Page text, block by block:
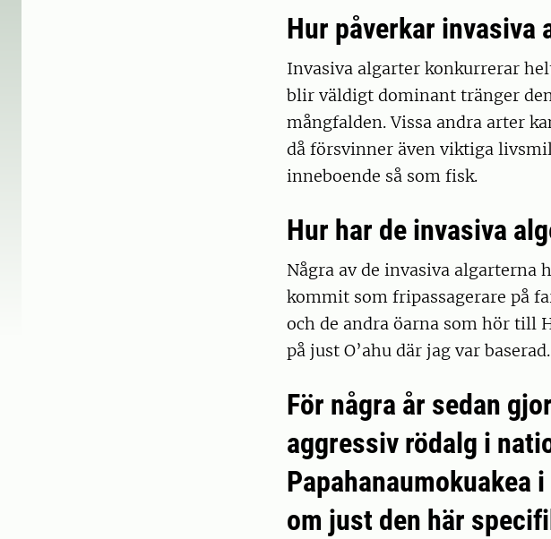
Hur påverkar invasiva
Invasiva algarter konkurrerar
blir väldigt dominant tränger
mångfalden. Vissa andra arter
då försvinner även viktiga
inneboende så som fisk.
Hur har de invasiva
Några av de invasiva algarterna
kommit som fripassagerare på
och de andra öarna som hör till
på just O’ahu där jag var baserad.
För några år sedan
aggressiv rödalg i
Papahanaumokuakea
om just den här